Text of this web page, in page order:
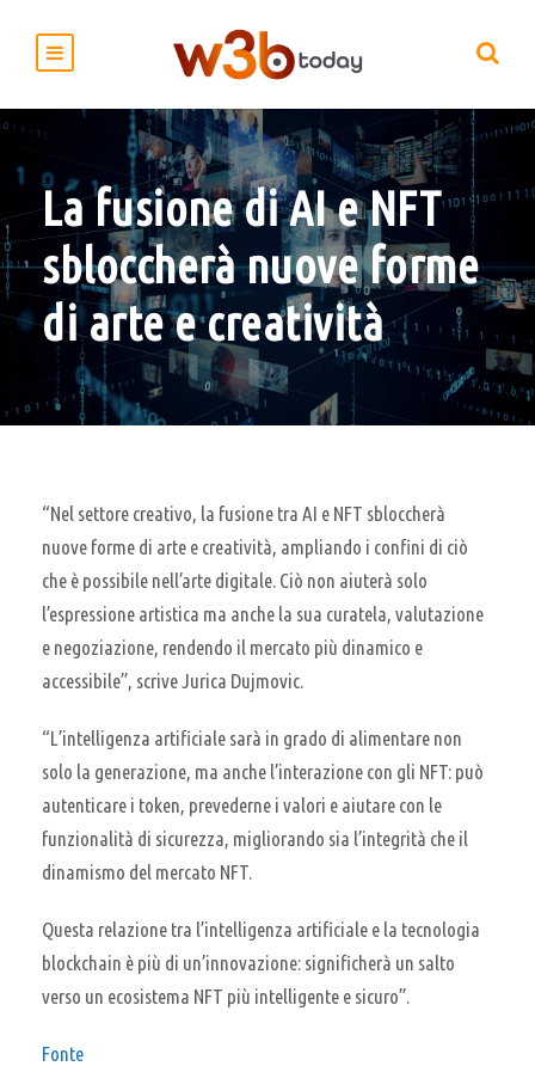
La fusione di AI e NFT
sbloccherà nuove forme
di arte e creatività
“Nel settore creativo, la fusione tra AI e NFT sbloccherà
nuove forme di arte e creatività, ampliando i confini di ciò
che è possibile nell’arte digitale. Ciò non aiuterà solo
l’espressione artistica ma anche la sua curatela, valutazione
e negoziazione, rendendo il mercato più dinamico e
accessibile”, scrive Jurica Dujmovic.
“L’intelligenza artificiale sarà in grado di alimentare non
solo la generazione, ma anche l’interazione con gli NFT: può
autenticare i token, prevederne i valori e aiutare con le
funzionalità di sicurezza, migliorando sia l’integrità che il
dinamismo del mercato NFT.
Questa relazione tra l’intelligenza artificiale e la tecnologia
blockchain è più di un’innovazione: significherà un salto
verso un ecosistema NFT più intelligente e sicuro”.
Fonte